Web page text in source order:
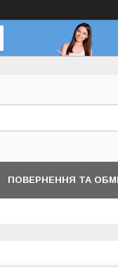
ПОВЕРНЕННЯ ТА